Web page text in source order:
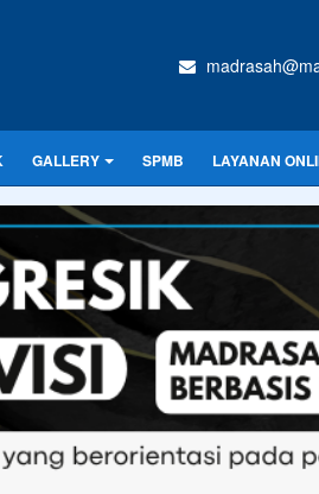
GALLERY SPMB LAYANAN